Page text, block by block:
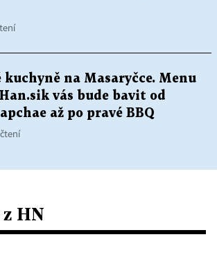
kuchyně na Masaryčce. Menu
vás bude bavit od
až po pravé BBQ
HN